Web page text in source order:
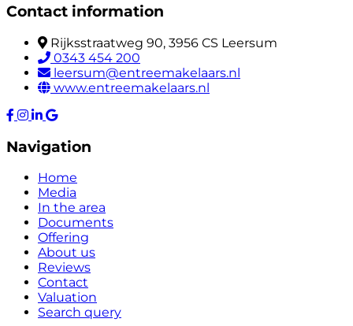
Contact information
Rijksstraatweg 90, 3956 CS Leersum
0343 454 200
leersum@entreemakelaars.nl
www.entreemakelaars.nl
Navigation
Home
Media
In the area
Documents
Offering
About us
Reviews
Contact
Valuation
Search query